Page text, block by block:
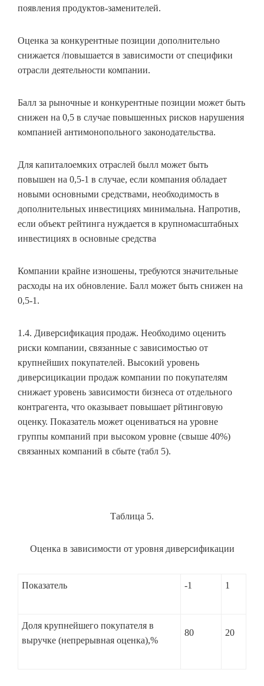
появления продуктов-заменителей.
Оценка за конкурентные позиции дополнительно
снижается /повышается в зависимости от специфики
отрасли деятельности компании.
Балл за рыночные и конкурентные позиции может быть
снижен на 0,5 в случае повышенных рисков нарушения
компанией антимонопольного законодательства.
Для капиталоемких отраслей былл может быть
повышен на 0,5-1 в случае, если компания обладает
новыми основными средствами, необходимость в
дополнительных инвестициях минимальна. Напротив,
если объект рейтинга нуждается в крупномасштабных
инвестициях в основные средства
Компании крайне изношены, требуются значительные
расходы на их обновление. Балл может быть снижен на
0,5-1.
1.4. Диверсификация продаж. Необходимо оценить
риски компании, связанные с зависимостью от
крупнейших покупателей. Высокий уровень
диверсицикации продаж компании по покупателям
снижает уровень зависимости бизнеса от отдельного
контрагента, что оказывает повышает рйтинговую
оценку. Показатель может оцениваться на уровне
группы компаний при высоком уровне (свыше 40%)
связанных компаний в сбыте (табл 5).
Таблица 5.
Оценка в зависимости от уровня диверсификации
Показатель -1 1
Доля крупнейшего покупателя в
выручке (непрерывная оценка),%
80 20